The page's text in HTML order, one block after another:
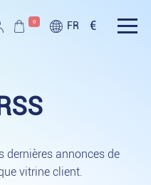
0 FR €
RSS
annonces de
vitrine client.